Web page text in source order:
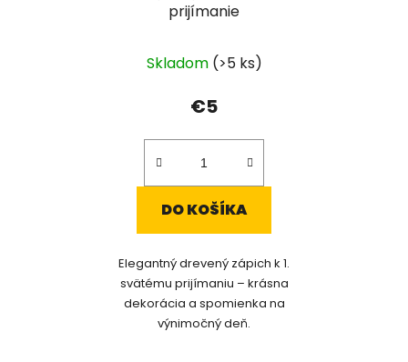
prijímanie
Skladom (>5 ks)
€5
DO KOŠÍKA
Elegantný drevený zápich k 1.
svätému prijímaniu – krásna
dekorácia a spomienka na
výnimočný deň.